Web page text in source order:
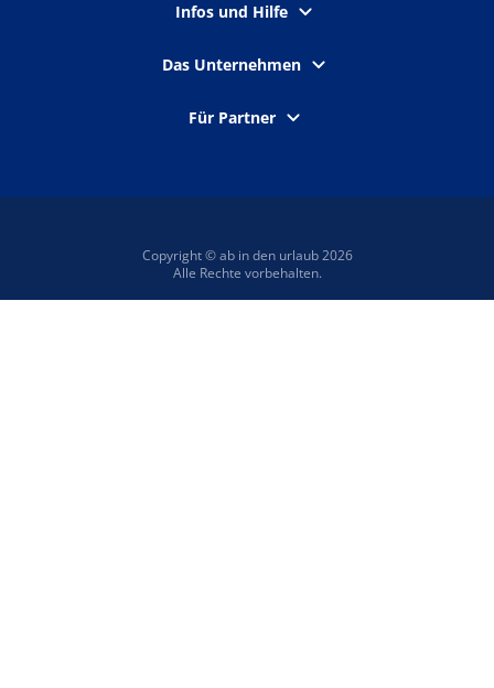
Infos und Hilfe
Das Unternehmen
Für Partner
Copyright © ab in den urlaub 2026
Alle Rechte vorbehalten.